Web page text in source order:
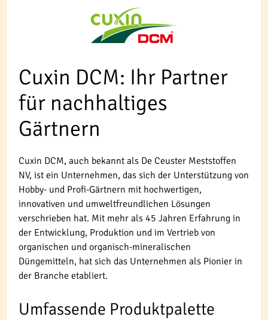
Cuxin DCM: Ihr Partner
für nachhaltiges
Gärtnern
Cuxin DCM, auch bekannt als De Ceuster Meststoffen
NV, ist ein Unternehmen, das sich der Unterstützung von
Hobby- und Profi-Gärtnern mit hochwertigen,
innovativen und umweltfreundlichen Lösungen
verschrieben hat. Mit mehr als 45 Jahren Erfahrung in
der Entwicklung, Produktion und im Vertrieb von
organischen und organisch-mineralischen
Düngemitteln, hat sich das Unternehmen als Pionier in
der Branche etabliert.
Umfassende Produktpalette